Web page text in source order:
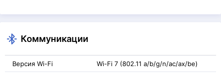
Коммуникации
Версия Wi-Fi Wi-Fi 7 (802.11 a/b/g/n/ac/ax/be)